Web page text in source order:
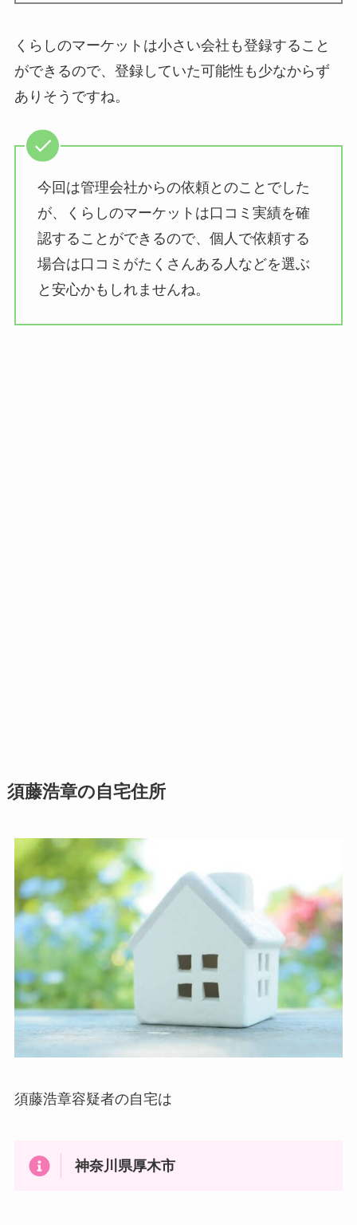
くらしのマーケットは小さい会社も登録すること
ができるので、登録していた可能性も少なからず
ありそうですね。
今回は管理会社からの依頼とのことでした
が、くらしのマーケットは口コミ実績を確
認することができるので、個人で依頼する
場合は口コミがたくさんある人などを選ぶ
と安心かもしれませんね。
須藤浩章の自宅住所
須藤浩章容疑者の自宅は
神奈川県厚木市